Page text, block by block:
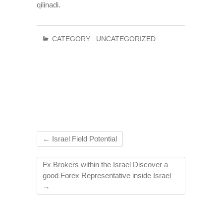
qilinadi.
CATEGORY : UNCATEGORIZED
← Israel Field Potential
Fx Brokers within the Israel Discover a
good Forex Representative inside Israel
→